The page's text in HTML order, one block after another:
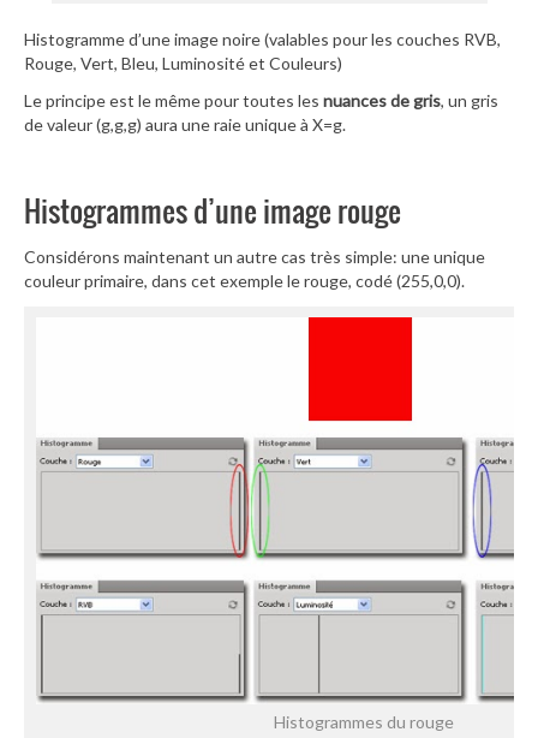
Histogramme d’une image noire (valables pour les couches RVB,
Rouge, Vert, Bleu, Luminosité et Couleurs)
Le principe est le même pour toutes les nuances de gris, un gris
de valeur (g,g,g) aura une raie unique à X=g.
Histogrammes d’une image rouge
Considérons maintenant un autre cas très simple: une unique
couleur primaire, dans cet exemple le rouge, codé (255,0,0).
Histogrammes du rouge